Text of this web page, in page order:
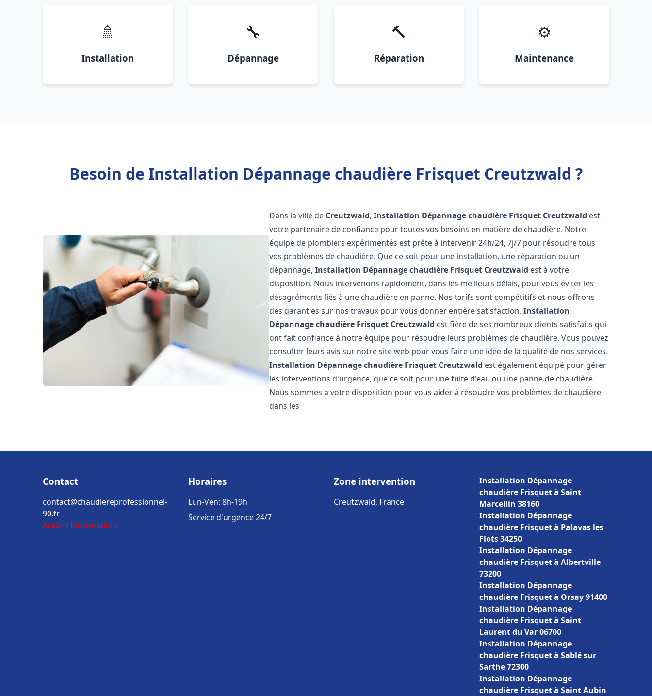
🚿
Installation
🔧
Dépannage
🔨
Réparation
⚙️
Maintenance
Besoin de Installation Dépannage chaudière Frisquet Creutzwald ?
Dans la ville de Creutzwald,Installation Dépannage chaudière Frisquet Creutzwald est
votre partenaire de confiance pour toutes vos besoins en matière de chaudière. Notre
équipe de plombiers expérimentés est prête à intervenir 24h/24, 7j/7 pour résoudre tous
vos problèmes de chaudière. Que ce soit pour une installation, une réparation ou un
dépannage,Installation Dépannage chaudière Frisquet Creutzwald est à votre
disposition. Nous intervenons rapidement, dans les meilleurs délais, pour vous éviter les
désagréments liés à une chaudière en panne. Nos tarifs sont compétitifs et nous offrons
des garanties sur nos travaux pour vous donner entière satisfaction.Installation
Dépannage chaudière Frisquet Creutzwald est fière de ses nombreux clients satisfaits qui
ont fait confiance à notre équipe pour résoudre leurs problèmes de chaudière. Vous pouvez
consulter leurs avis sur notre site web pour vous faire une idée de la qualité de nos services.
Installation Dépannage chaudière Frisquet Creutzwald est également équipé pour gérer
les interventions d'urgence, que ce soit pour une fuite d'eau ou une panne de chaudière.
Nous sommes à votre disposition pour vous aider à résoudre vos problèmes de chaudière
dans les
Contact
contact@chaudiereprofessionnel-
90.fr
Accueil Informations
Horaires
Lun-Ven: 8h-19h
Service d'urgence 24/7
Zone intervention
Creutzwald, France
Installation Dépannage
chaudière Frisquet à Saint
Marcellin 38160
Installation Dépannage
chaudière Frisquet à Palavas les
Flots 34250
Installation Dépannage
chaudière Frisquet à Albertville
73200
Installation Dépannage
chaudière Frisquet à Orsay 91400
Installation Dépannage
chaudière Frisquet à Saint
Laurent du Var 06700
Installation Dépannage
chaudière Frisquet à Sablé sur
Sarthe 72300
Installation Dépannage
chaudière Frisquet à Saint Aubin